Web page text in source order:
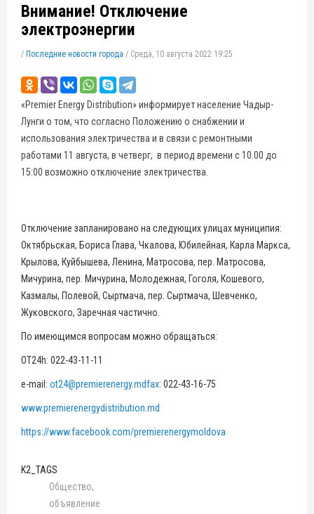
Внимание! Отключение
электроэнергии
/ Последние новости города / Среда, 10 августа 2022 19:25
«Premier Energy Distribution» информирует население Чадыр-
Лунги о том, что согласно Положению о снабжении и
использования электричества и в связи с ремонтными
работами 11 августа, в четверг, в период времени с 10.00 до
15:00 возможно отключение электричества.
Отключение запланировано на следующих улицах муниципия:
Октябрьская, Бориса Глава, Чкалова, Юбилейная, Карла Маркса,
Крылова, Куйбышева, Ленина, Матросова, пер. Матросова,
Мичурина, пер. Мичурина, Молодежная, Гоголя, Кошевого,
Казмалы, Полевой, Сыртмача, пер. Сыртмача, Шевченко,
Жуковского, Заречная частично.
По имеющимся вопросам можно обращаться:
OT24h: 022-43-11-11
e-mail: ot24@premierenergy.mdfax: 022-43-16-75
www.premierenergydistribution.md
https://www.facebook.com/premierenergymoldova
K2_TAGS
Общество
объявление